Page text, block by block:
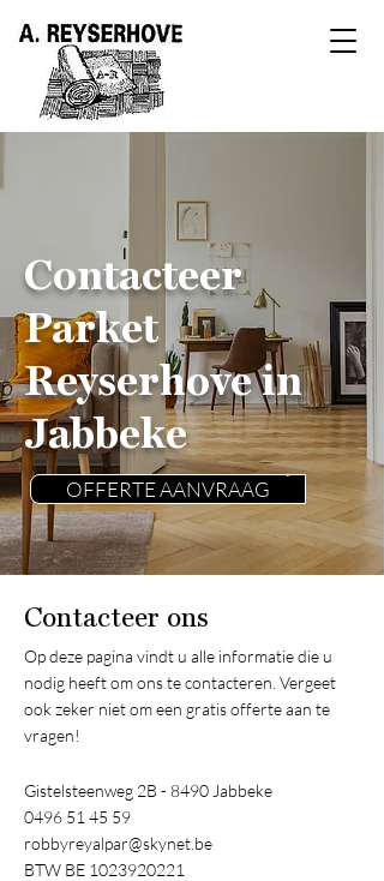
Contacteer
Parket
Reyserhove in
Jabbeke
OFFERTE AANVRAAG
Contacteer ons
Gistelsteenweg 2B - 8490 Jabbeke
0496 51 45 59
robbyreyalpar@skynet.be
BTW BE 1023920221
Op deze pagina vindt u alle informatie die u
nodig heeft om ons te contacteren. Vergeet
ook zeker niet om een gratis offerte aan te
vragen!